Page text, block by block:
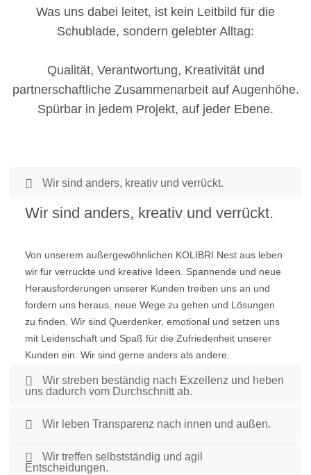
Was uns dabei leitet, ist kein Leitbild für die
Schublade, sondern gelebter Alltag:
Qualität, Verantwortung, Kreativität und
partnerschaftliche Zusammenarbeit auf Augenhöhe.
Spürbar in jedem Projekt, auf jeder Ebene.
Wir sind anders, kreativ und verrückt.
Wir sind anders, kreativ und verrückt.
Von unserem außergewöhnlichen KOLIBRI Nest aus leben
wir für verrückte und kreative Ideen. Spannende und neue
Herausforderungen unserer Kunden treiben uns an und
fordern uns heraus, neue Wege zu gehen und Lösungen
zu finden. Wir sind Querdenker, emotional und setzen uns
mit Leidenschaft und Spaß für die Zufriedenheit unserer
Kunden ein. Wir sind gerne anders als andere.
Wir streben beständig nach Exzellenz und heben
uns dadurch vom Durchschnitt ab.
Wir leben Transparenz nach innen und außen.
Wir treffen selbstständig und agil
Entscheidungen.